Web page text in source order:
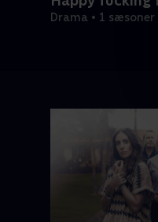
Drama • 1 sæsoner